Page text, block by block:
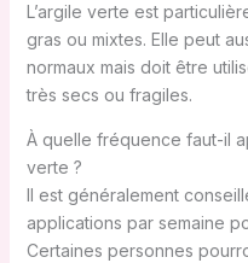
L’argile verte est
gras ou mixtes. Elle peut
normaux mais doit être
très secs ou fragiles.
À quelle fréquence faut-il
verte ?
Il est généralement
applications par semaine
Certaines personnes